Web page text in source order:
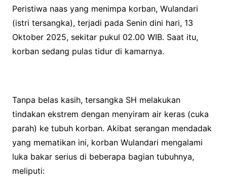
Peristiwa naas yang menimpa korban, Wulandari
(istri tersangka), terjadi pada Senin dini hari, 13
Oktober 2025, sekitar pukul 02.00 WIB. Saat itu,
korban sedang pulas tidur di kamarnya.
Tanpa belas kasih, tersangka SH melakukan
tindakan ekstrem dengan menyiram air keras (cuka
parah) ke tubuh korban. Akibat serangan mendadak
yang mematikan ini, korban Wulandari mengalami
luka bakar serius di beberapa bagian tubuhnya,
meliputi: